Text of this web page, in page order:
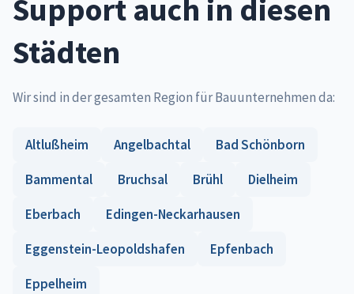
Support auch in diesen
Städten
Wir sind in der gesamten Region für Bauunternehmen da:
Altlußheim Angelbachtal
Bad Schönborn
Bammental
Bruchsal Brühl
Dielheim
Eberbach
Edingen-Neckarhausen
Eggenstein-Leopoldshafen
Epfenbach
Eppelheim